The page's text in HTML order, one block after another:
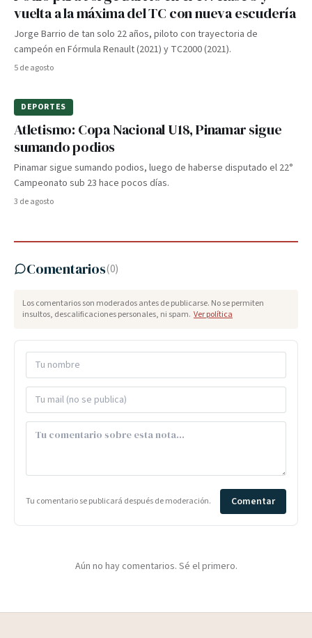
vuelta a la máxima del TC con nueva escudería
Jorge Barrio de tan solo 22 años, piloto con trayectoria de
campeón en Fórmula Renault (2021) y TC2000 (2021).
5 de agosto
DEPORTES
Atletismo: Copa Nacional U18, Pinamar sigue
sumando podios
Pinamar sigue sumando podios, luego de haberse disputado el 22°
Campeonato sub 23 hace pocos días.
3 de agosto
Comentarios(0)
Los comentarios son moderados antes de publicarse. No se permiten
insultos, descalificaciones personales, ni spam. Ver política
Tu comentario se publicará después de moderación. Comentar
Aún no hay comentarios. Sé el primero.